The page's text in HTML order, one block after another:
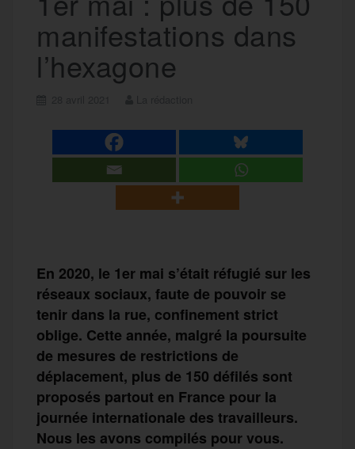
manifestations dans
l’hexagone
En 2020, le 1er mai s’était réfugié sur les
réseaux sociaux, faute de pouvoir se
tenir dans la rue, confinement strict
oblige. Cette année, malgré la poursuite
de mesures de restrictions de
déplacement, plus de 150 défilés sont
proposés partout en France pour la
journée internationale des travailleurs.
Nous les avons compilés pour vous.